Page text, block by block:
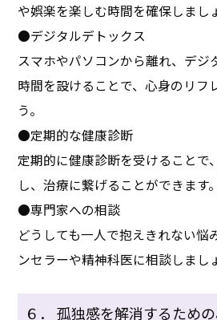
や娯楽を楽しむ時間を確保しまし
●デジタルデトックス
スマホやパソコンから離れ、デジ
時間を設けることで、心身のリフ
う。
●定期的な健康診断
定期的に健康診断を受けることで
し、治療に繋げることができます。
●専門家への相談
どうしても一人で抱えきれない悩
ンセラーや精神科医に相談しまし
６． 孤独感を解消するため